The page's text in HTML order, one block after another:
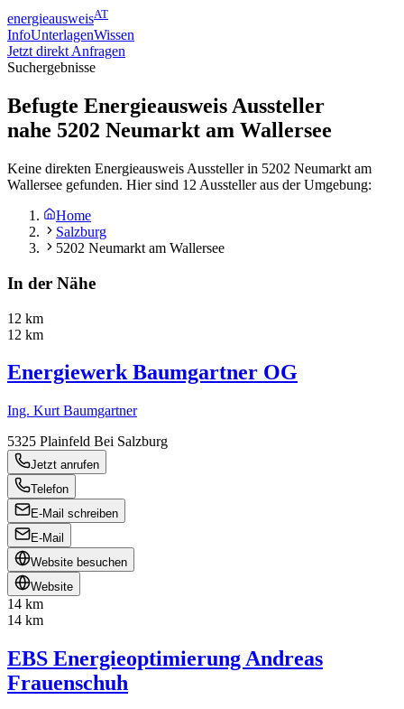
energieausweisAT
InfoUnterlagenWissen
Jetzt direkt Anfragen
Suchergebnisse
Befugte Energieausweis Aussteller
nahe 5202 Neumarkt am Wallersee
Keine direkten Energieausweis Aussteller in 5202 Neumarkt am
Wallersee gefunden. Hier sind 12 Aussteller aus der Umgebung:
Home
Salzburg
5202 Neumarkt am Wallersee
In der Nähe
12 km
12 km
Energiewerk Baumgartner OG
Ing. Kurt Baumgartner
5325 Plainfeld Bei Salzburg
Jetzt anrufen
Telefon
E-Mail schreiben
E-Mail
Website besuchen
Website
14 km
14 km
EBS Energieoptimierung Andreas
Frauenschuh